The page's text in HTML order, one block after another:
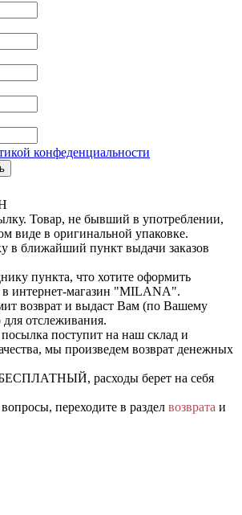
конфеденциальности
Товар, не бывший в употреблении,
виде в оригинальной упаковке.
в ближайший пункт выдачи заказов
пункта, что хотите оформить
в интернет-магазин "MILANA".
возврат и выдаст Вам (по Вашему
для отслеживания.
поступит на наш склад и
мы произведем возврат денежных
БЕСПЛАТНЫЙ, расходы берет на себя
переходите в раздел возврата и